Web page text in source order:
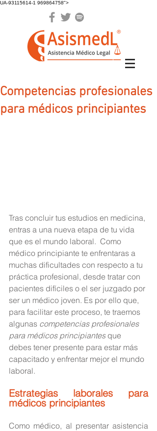
UA-93115614-1 969864758">
Competencias profesionales
para médicos principiantes
Tras concluir tus estudios en medicina,
entras a una nueva etapa de tu vida
que es el mundo laboral.  Como
médico principiante te enfrentaras a
muchas dificultades con respecto a tu
práctica profesional, desde tratar con
pacientes difíciles o el ser juzgado por
ser un médico joven. Es por ello que,
para facilitar este proceso, te traemos
algunas competencias profesionales
para médicos principiantes que
debes tener presente para estar más
capacitado y enfrentar mejor el mundo
laboral.
Estrategias laborales para
médicos principiantes
Como médico, al presentar asistencia